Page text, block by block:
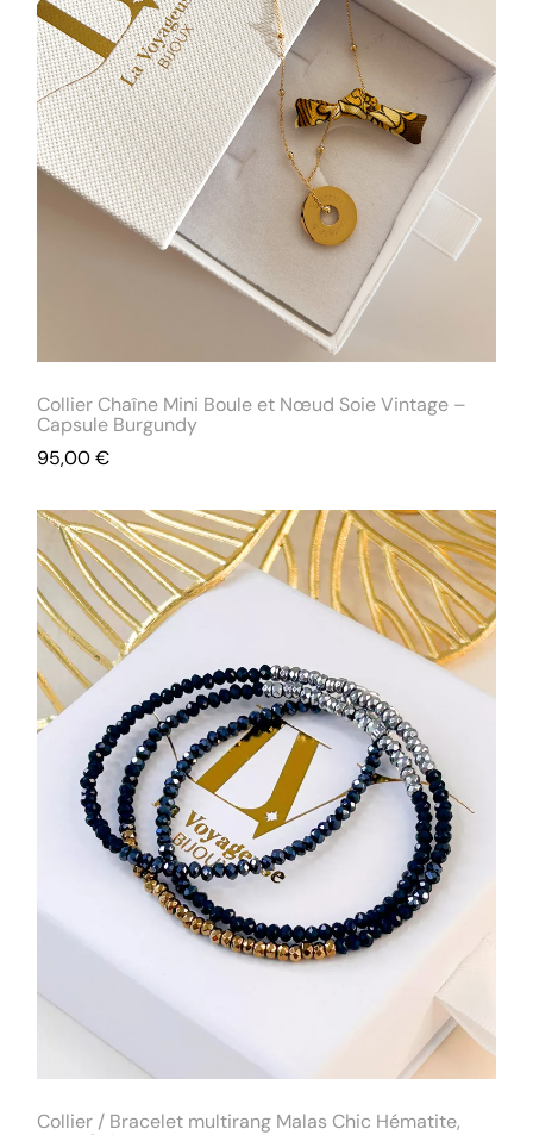
Collier Chaîne Mini Boule et Nœud Soie Vintage –
Capsule Burgundy
95,00€
Collier / Bracelet multirang Malas Chic Hématite,